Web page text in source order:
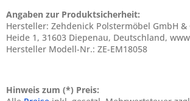
Angaben zur Produktsicherheit:
Hersteller: Zehdenick Polstermöbel GmbH &
Heide 1, 31603 Diepenau, Deutschland,
Hersteller Modell-Nr.: ZE-EM18058
Hinweis zum (*) Preis: